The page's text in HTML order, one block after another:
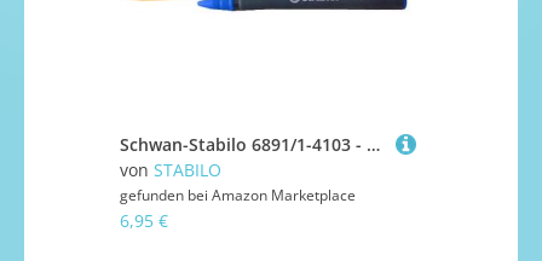
Schwan-Stabilo 6891/1-4103 - Finliner S Move easy rot / gelb für Linkshänder
von STABILO
gefunden bei Amazon Marketplace
6,95 €